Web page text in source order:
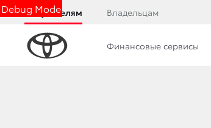
Debug Mode
Покупателям Владельцам
Финансовые сервисы